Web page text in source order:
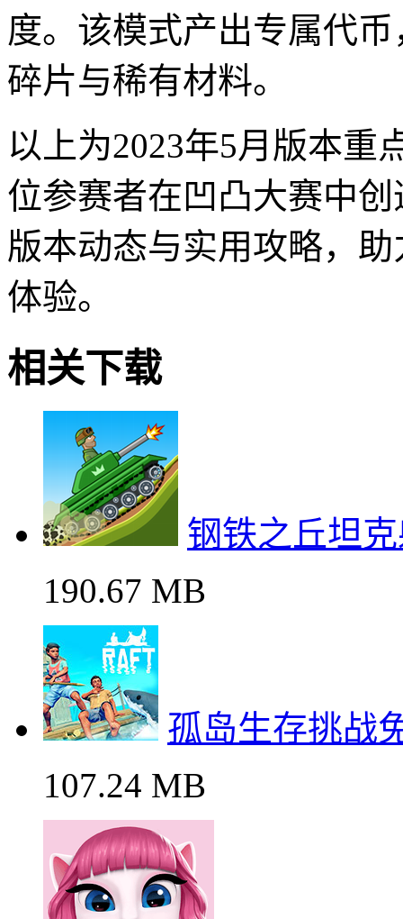
度。该模式产出专属代
碎片与稀有材料。
以上为2023年5月版本重
位参赛者在凹凸大赛中
版本动态与实用攻略，
体验。
相关下载
钢铁之丘坦
190.67 MB
孤岛生存挑战
107.24 MB